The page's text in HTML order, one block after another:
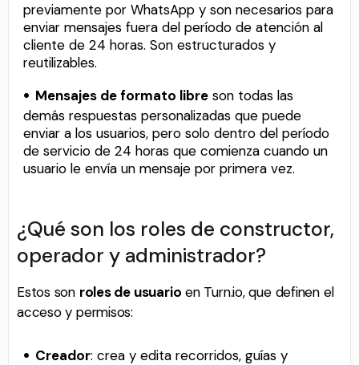
previamente por WhatsApp y son necesarios para
enviar mensajes fuera del período de atención al
cliente de 24 horas. Son estructurados y
reutilizables.
Mensajes de formato libre son todas las
demás respuestas personalizadas que puede
enviar a los usuarios, pero solo dentro del período
de servicio de 24 horas que comienza cuando un
usuario le envía un mensaje por primera vez.
¿Qué son los roles de constructor,
operador y administrador?
Estos son roles de usuario en Turn.io, que definen el
acceso y permisos:
Creador: crea y edita recorridos, guías y